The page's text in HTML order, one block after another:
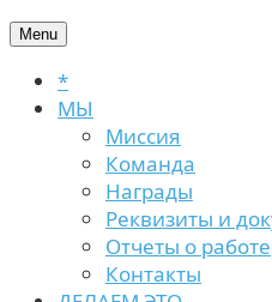
Menu
*
МЫ
Миссия
Команда
Награды
Реквизиты и
Отчеты о работе
Контакты